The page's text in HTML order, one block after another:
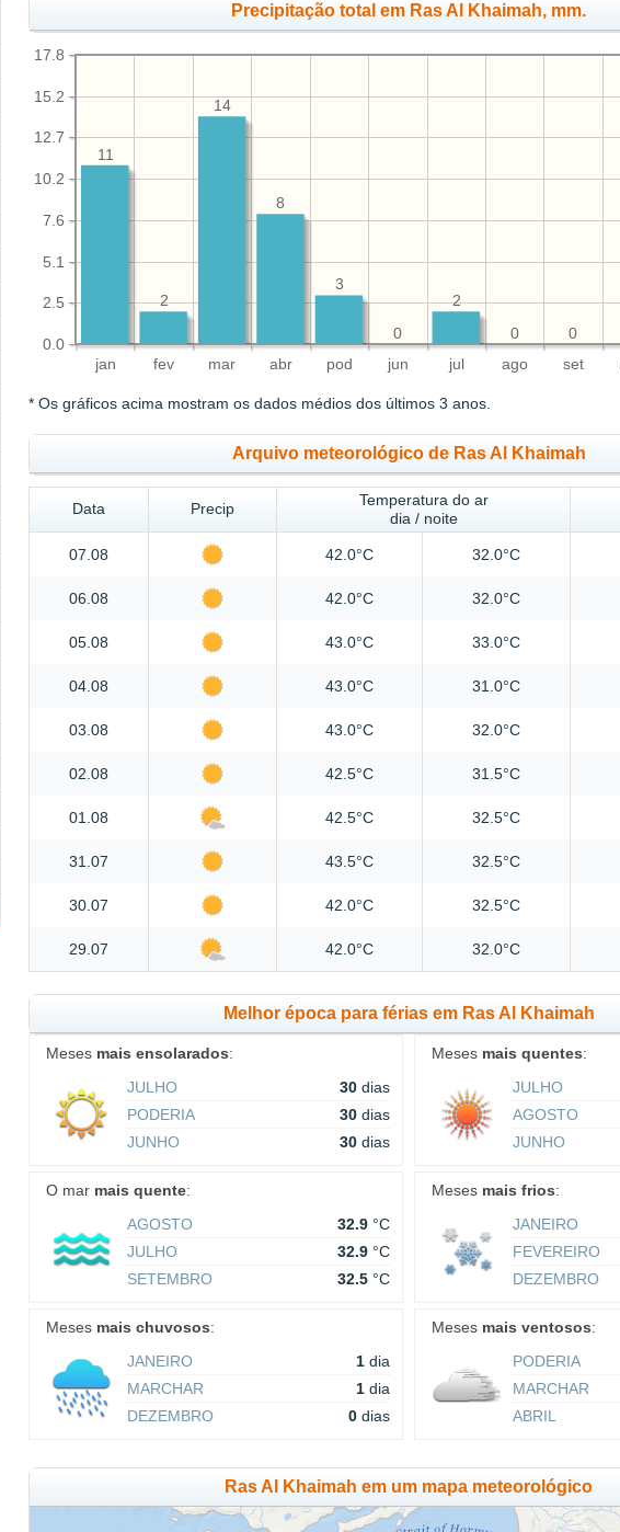
Precipitação total em Ras Al Khaimah, mm.
jan fev mar abr pod jun jul ago set
0.0
2.5
5.1
7.6
10.2
12.7
15.2
17.8
0
0
2
0
3
8
14
2
11
* Os gráficos acima mostram os dados médios dos últimos 3 anos.
Arquivo meteorológico de Ras Al Khaimah
Data Precip
Temperatura do ar
dia / noite
07.08 42.0°C 32.0°C
06.08 42.0°C 32.0°C
05.08 43.0°C 33.0°C
04.08 43.0°C 31.0°C
03.08 43.0°C 32.0°C
02.08 42.5°C 31.5°C
01.08 42.5°C 32.5°C
31.07 43.5°C 32.5°C
30.07 42.0°C 32.5°C
29.07 42.0°C 32.0°C
Melhor época para férias em Ras Al Khaimah
Meses mais ensolarados:
JULHO
30 dias
PODERIA
30 dias
JUNHO
30 dias
Meses mais quentes:
JULHO
AGOSTO
JUNHO
O mar mais quente:
AGOSTO
32.9 °C
JULHO
32.9 °C
SETEMBRO
32.5 °C
Meses mais frios:
JANEIRO
FEVEREIRO
DEZEMBRO
Meses mais chuvosos:
JANEIRO
1 dia
MARCHAR
1 dia
DEZEMBRO
0 dias
Meses mais ventosos:
PODERIA
MARCHAR
ABRIL
Ras Al Khaimah em um mapa meteorológico